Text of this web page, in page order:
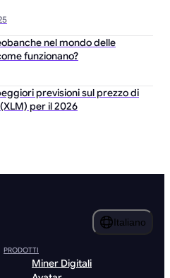
nel mondo delle
funzionano?
previsioni sul prezzo di
per il 2026
Italiano
PRODOTTI
Miner Digitali